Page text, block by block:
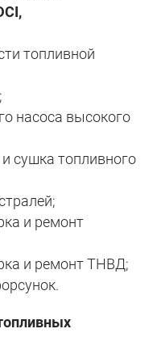
топливной
насоса высокого
сушка топливного
и ремонт
и ремонт ТНВД;